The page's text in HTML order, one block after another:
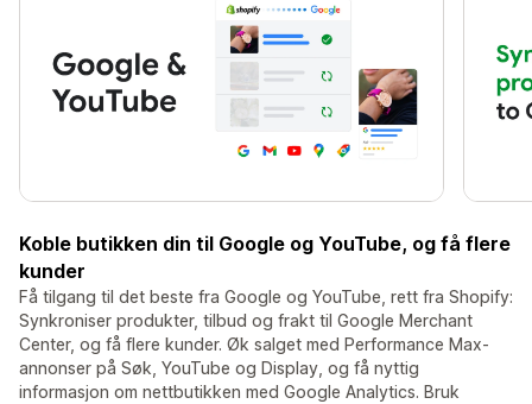
Koble butikken din til Google og YouTube, og få flere
kunder
Få tilgang til det beste fra Google og YouTube, rett fra Shopify:
Synkroniser produkter, tilbud og frakt til Google Merchant
Center, og få flere kunder. Øk salget med Performance Max-
annonser på Søk, YouTube og Display, og få nyttig
informasjon om nettbutikken med Google Analytics. Bruk